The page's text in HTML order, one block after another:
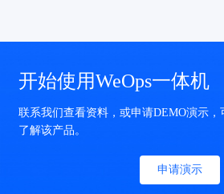
开始使用WeOps一体机
联系我们查看资料，或申请DEMO演示
了解该产品。
申请演示